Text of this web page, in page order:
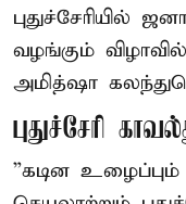
புதுச்சேரியில்
வழங்கும்
அமித்ஷா
புதுச்சேரி
”கடின